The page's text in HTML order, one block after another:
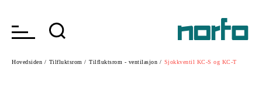
Hovedsiden / Tilfluktsrom / Tilfluktsrom - ventilasjon / Sjokkventil KC-S og KC-T